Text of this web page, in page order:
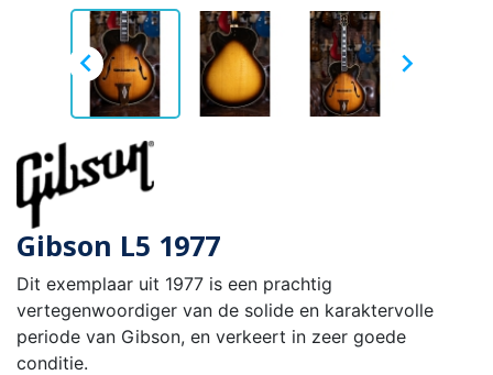
 
Gibson L5 1977
Dit exemplaar uit 1977 is een prachtig
vertegenwoordiger van de solide en karaktervolle
periode van Gibson, en verkeert in zeer goede
conditie.